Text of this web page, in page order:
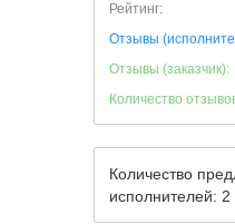
Рейтинг:
Отзывы
Отзывы (заказчик):
Количество
Количество
исполнителей: 2